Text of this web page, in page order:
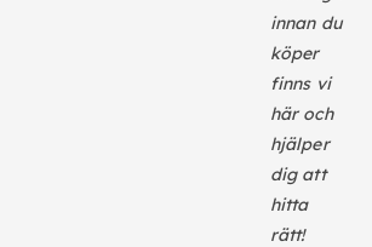
innan du
köper
finns vi
här och
hjälper
dig att
hitta
rätt!